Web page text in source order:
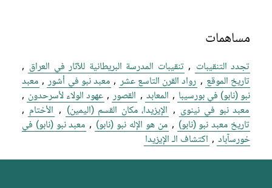
مساهمات
تجدد التنقيبات , تنقيبات المدرسة البريطانية للآثار في العراق ,
تاريخ الموقع , رواد القرن التاسع عشر , معبد نبو في أشور , معبد
نبو (نابو) في بورسيبا , المعابد , القصور , عهود الولاء لأسرحدون ,
معبد نبو في نينوى , الإيزيدا، مكان القسم (اليمين) , الأختام ,
تاريخ معبد نبو (نابو) , من هو الإله نبو (نابو) , معبد نبو (نابو) في
خورسآباد , اكتشاف الـ الإيزيدا